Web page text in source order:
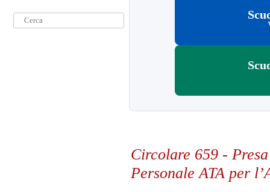
Cerca...
Circolare 659 -
Personale ATA per